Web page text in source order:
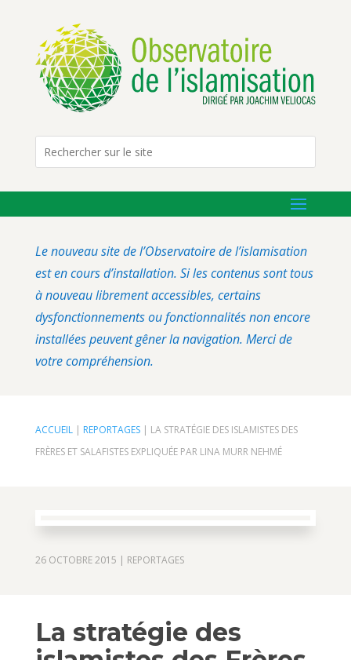
Le nouveau site de l’Observatoire de l’islamisation
est en cours d’installation. Si les contenus sont tous
à nouveau librement accessibles, certains
dysfonctionnements ou fonctionnalités non encore
installées peuvent gêner la navigation. Merci de
votre compréhension.
ACCUEIL| REPORTAGES| LA STRATÉGIE DES ISLAMISTES DES
FRÈRES ET SALAFISTES EXPLIQUÉE PAR LINA MURR NEHMÉ
26 OCTOBRE 2015 | REPORTAGES
La stratégie des